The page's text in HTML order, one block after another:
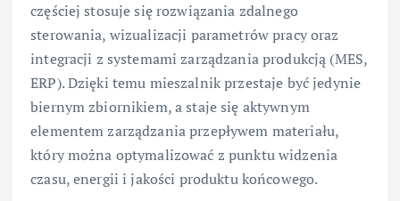
częściej stosuje się rozwiązania zdalnego
sterowania, wizualizacji parametrów pracy oraz
integracji z systemami zarządzania produkcją (MES,
ERP). Dzięki temu mieszalnik przestaje być jedynie
biernym zbiornikiem, a staje się aktywnym
elementem zarządzania przepływem materiału,
który można optymalizować z punktu widzenia
czasu, energii i jakości produktu końcowego.